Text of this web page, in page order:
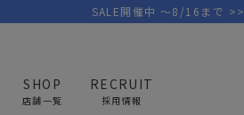
SHOP
店舗一覧
RECRUIT
採用情報
SALE開催中 ～8/16まで >>